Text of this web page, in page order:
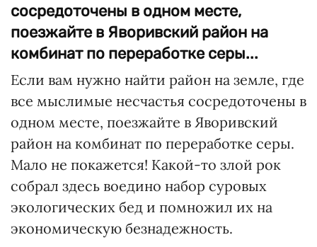
сосредоточены в одном месте,
поезжайте в Яворивский район на
комбинат по переработке серы...
Если вам нужно найти район на земле, где
все мыслимые несчастья сосредоточены в
одном месте, поезжайте в Яворивский
район на комбинат по переработке серы.
Мало не покажется! Какой-то злой рок
собрал здесь воедино набор суровых
экологических бед и помножил их на
экономическую безнадежность.